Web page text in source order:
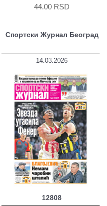
44.00 RSD
Спортски Журнал Београд
14.03.2026
12808